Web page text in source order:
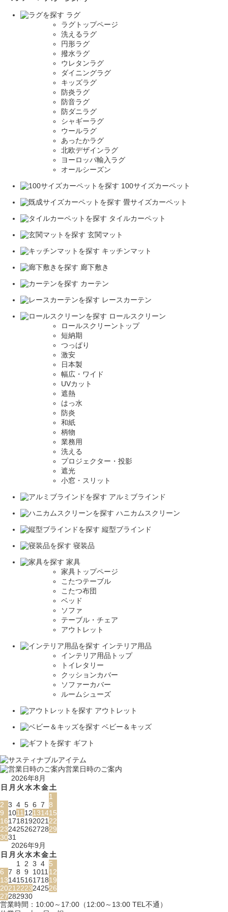
ラグ
ラグトップページ
洗えるラグ
円形ラグ
撥水ラグ
ウレタンラグ
ダイニングラグ
キッズラグ
防炎ラグ
防音ラグ
防ダニラグ
シャギーラグ
ウールラグ
あったかラグ
北欧デザインラグ
ヨーロッパ輸入ラグ
オールシーズン
100サイズカーペット
畳サイズカーペット
タイルカーペット
玄関マット
キッチンマット
廊下敷き
カーテン
レースカーテン
ロールスクリーン
ロールスクリーントップ
短納期
つっぱり
激安
日本製
幅広・ワイド
UVカット
遮熱
はっ水
防炎
和紙
柄物
業務用
洗える
プロジェクター・投影
遮光
小窓・スリット
アルミブラインド
ハニカムスクリーン
縦型ブラインド
寝装品
家具
家具トップページ
こたつテーブル
こたつ布団
ベッド
ソファ
テーブル・チェア
アウトレット
インテリア用品
インテリア用品トップ
トイレタリー
クッションカバー
ソファーカバー
ルームシューズ
アウトレット
ベビー＆キッズ
ギフト
営業日時のご案内
2026年8月
日 月 火水木金土
1
2 3 4 5 6 7 8
9
101112131415
16171819202122
23242526272829
3031
2026年9月
日 月 火水木金土
1 2 3 4 5
6 7 8 9 101112
13141516171819
20212223242526
27282930
営業時間：10:00～17:00（12:00～13:00 TEL不通）